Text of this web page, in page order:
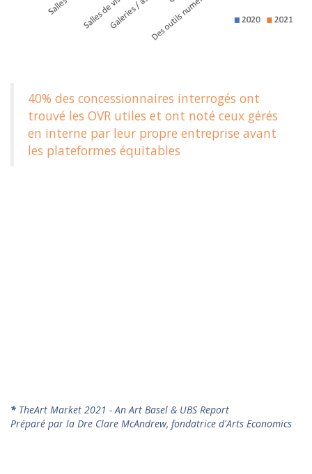
40% des concessionnaires interrogés ont
trouvé les OVR utiles et ont noté ceux gérés
en interne par leur propre entreprise avant
les plateformes équitables
* TheArt Market 2021 - An Art Basel & UBS Report
Préparé par la Dre Clare McAndrew, fondatrice d'Arts Economics